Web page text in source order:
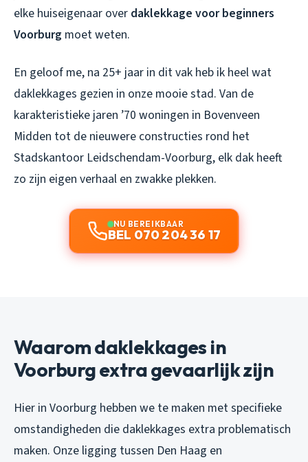
elke huiseigenaar over daklekkage voor beginners
Voorburg moet weten.
En geloof me, na 25+ jaar in dit vak heb ik heel wat
daklekkages gezien in onze mooie stad. Van de
karakteristieke jaren ’70 woningen in Bovenveen
Midden tot de nieuwere constructies rond het
Stadskantoor Leidschendam-Voorburg, elk dak heeft
zo zijn eigen verhaal en zwakke plekken.
NU BEREIKBAAR
BEL 070 204 36 17
Waarom daklekkages in
Voorburg extra gevaarlijk zijn
Hier in Voorburg hebben we te maken met specifieke
omstandigheden die daklekkages extra problematisch
maken. Onze ligging tussen Den Haag en